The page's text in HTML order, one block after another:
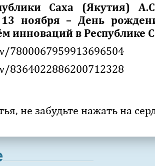
Саха (Якутия)
13 ноября – День
инноваций в Республике
не забудьте нажать на